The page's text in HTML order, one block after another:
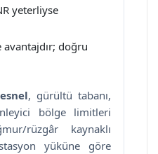
yeterliyse
avantajdır; doğru
, gürültü tabanı,
bölge limitleri
rüzgâr kaynaklı
yüküne göre